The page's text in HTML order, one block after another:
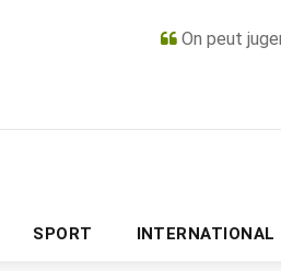
On peut
SPORT INTERNATIONAL
PUBLICITÉ